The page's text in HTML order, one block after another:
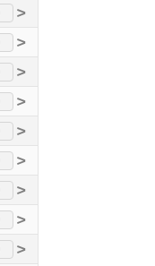
>
>
>
>
>
>
>
>
>